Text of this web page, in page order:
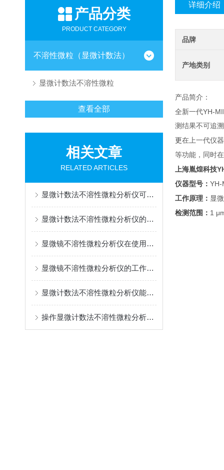
产品分类
PRODUCT CATEGORY
不溶性微粒（显微计数法）
显微计数法不溶性微粒
查看全部
相关文章
RELATED ARTICLES
显微计数法不溶性微粒分析仪可概括为“显微成像+图像分析”
显微计数法不溶性微粒分析仪的作用体现在哪些方面?
显微镜不溶性微粒分析仪在使用时需要避免样本被二次污染
显微镜不溶性微粒分析仪的工作流程可分为三个步骤
显微计数法不溶性微粒分析仪能够进行准确的识别和计数
操作显微计数法不溶性微粒分析仪时应该注意的要点
详细介绍
品牌
产地类别
产品简介：
全新一代YH-
测结果不可追
更在上一代仪
等功能，同时
上海胤煌科技
仪器型号： YH-
工作原理： 显
检测范围： 1